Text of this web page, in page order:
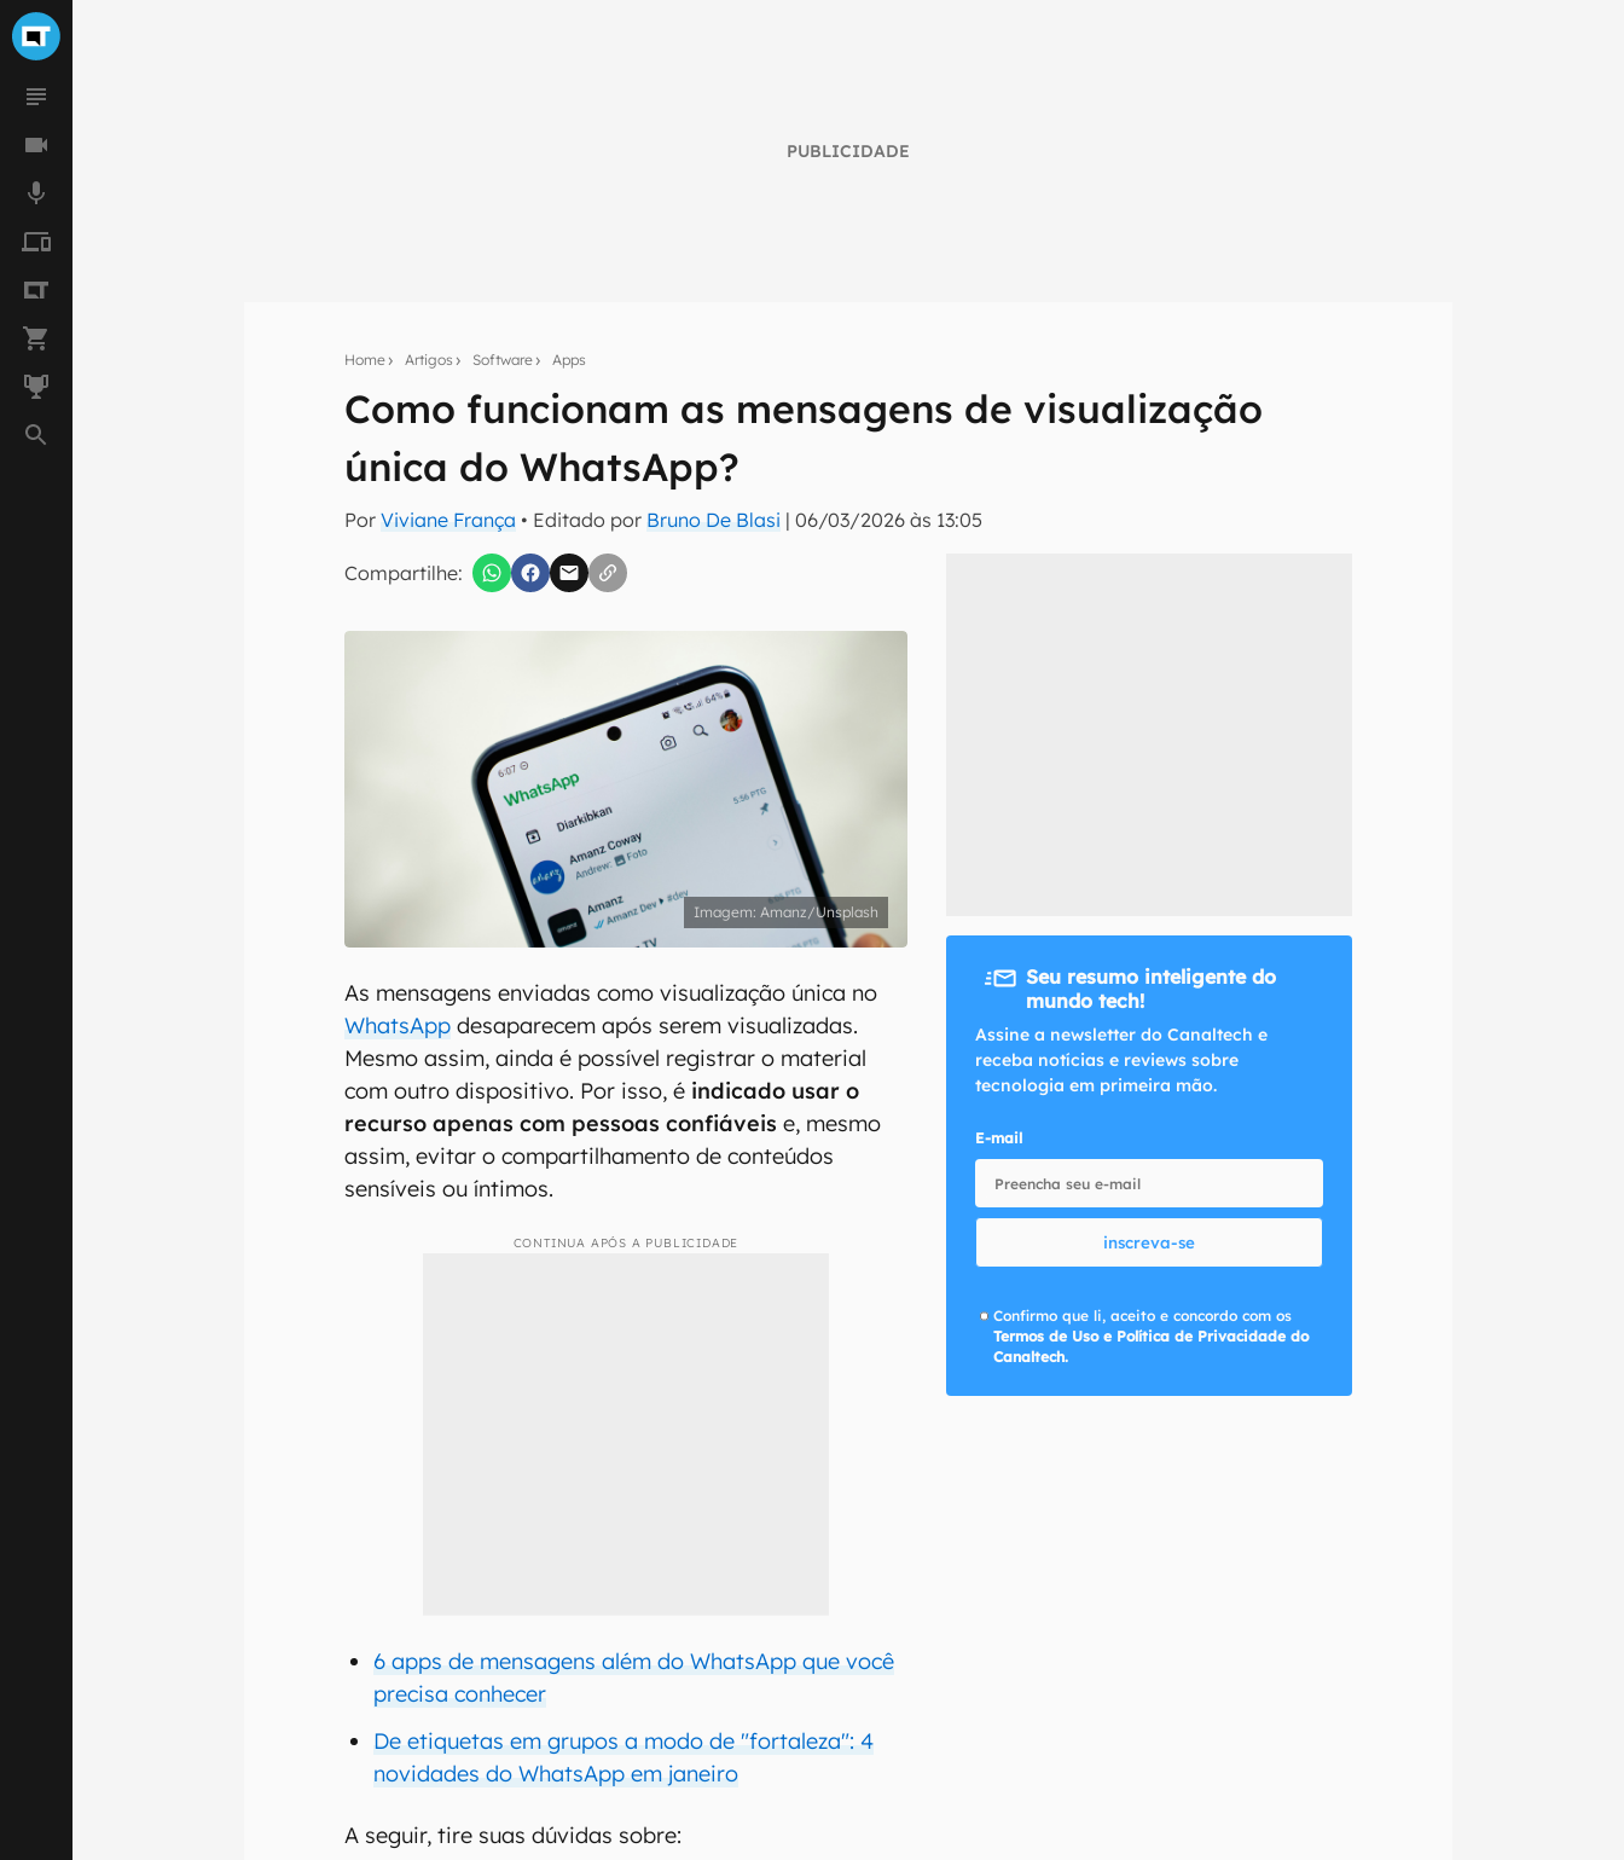
PUBLICIDADE
Home Artigos Software Apps
Como funcionam as mensagens de visualização
única do WhatsApp?
PorViviane França • Editado por Bruno De Blasi |06/03/2026 às 13:05
Compartilhe:
Assine a newsletter do Canaltech e receba notícias e reviews sobre tecnologia em primeira
Confirmo que li, aceito e concordo com os Termos de Uso e Política de Privacidade do Canaltech.
Amanz/Unsplash
As mensagens enviadas como visualização única no
WhatsApp desaparecem após serem visualizadas.
Mesmo assim, ainda é possível registrar o material
com outro dispositivo. Por isso, é indicado usar o
recurso apenas com pessoas confiáveis e, mesmo
assim, evitar o compartilhamento de conteúdos
sensíveis ou íntimos.
CONTINUA APÓS A PUBLICIDADE
6 apps de mensagens além do WhatsApp que você
precisa conhecer
De etiquetas em grupos a modo de "fortaleza": 4
novidades do WhatsApp em janeiro
A seguir, tire suas dúvidas sobre:
Seu resumo inteligente do
mundo tech!
Assine a newsletter do Canaltech e
receba notícias e reviews sobre
tecnologia em primeira mão.
E-mail
inscreva-se
Confirmo que li, aceito e concordo com os
Termos de Uso e Política de Privacidade do
Canaltech.